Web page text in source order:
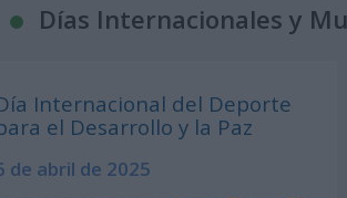
Días Internacionales y
Internacional del Deporte
el Desarrollo y la Paz
de abril de 2025